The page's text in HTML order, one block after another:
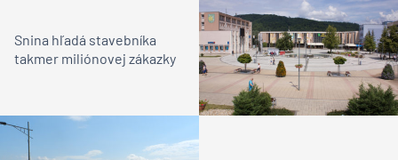
Snina hľadá stavebníka
takmer miliónovej zákazky